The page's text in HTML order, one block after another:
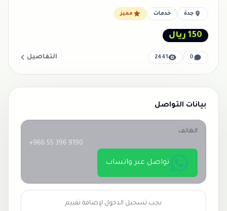
جدة خدمات مميز
150 ريال
0
2441 التفاصيل
بيانات التواصل
الهاتف
+966 55 396 9190
تواصل عبر واتساب
يجب تسجيل الدخول لإضافة تقييم